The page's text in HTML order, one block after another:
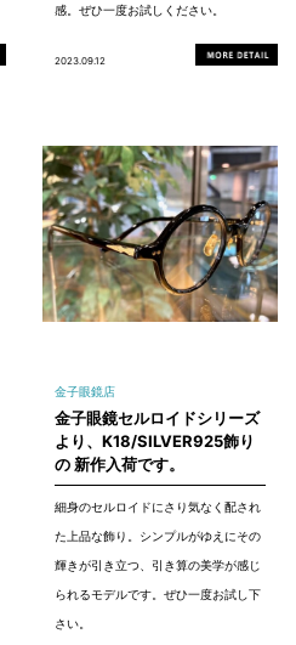
感。ぜひ一度お試しください。
2023.09.12
金子眼鏡店
金子眼鏡セルロイドシリーズ
より、K18/SILVER925飾り
の 新作入荷です。
細身のセルロイドにさり気なく配され
た上品な飾り。シンプルがゆえにその
輝きが引き立つ、引き算の美学が感じ
られるモデルです。ぜひ一度お試し下
さい。